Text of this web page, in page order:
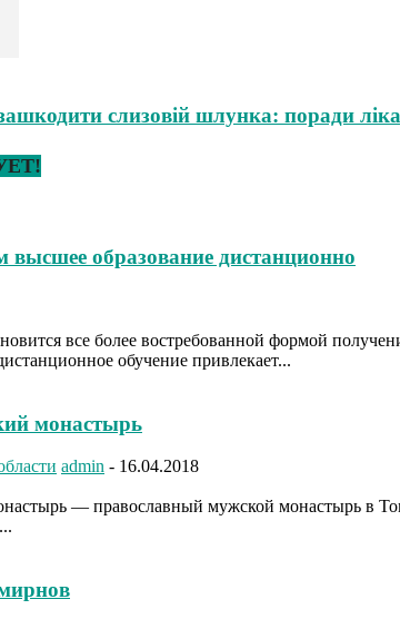
слизовій шлунка: поради
высшее образование дистанционно
все более востребованной формой
обучение привлекает...
монастырь
admin - 16.04.2018
— православный мужской монастырь в